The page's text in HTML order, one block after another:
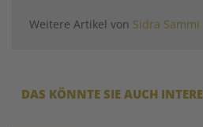
Weitere Artikel von Sidra Sammi
DAS KÖNNTE SIE AUCH